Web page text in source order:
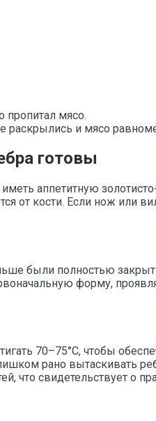
пропитал мясо.
раскрылись и мясо
готовы
аппетитную
от кости. Если нож или
были полностью
форму,
70–75°C, чтобы
рано вытаскивать
что свидетельствует о